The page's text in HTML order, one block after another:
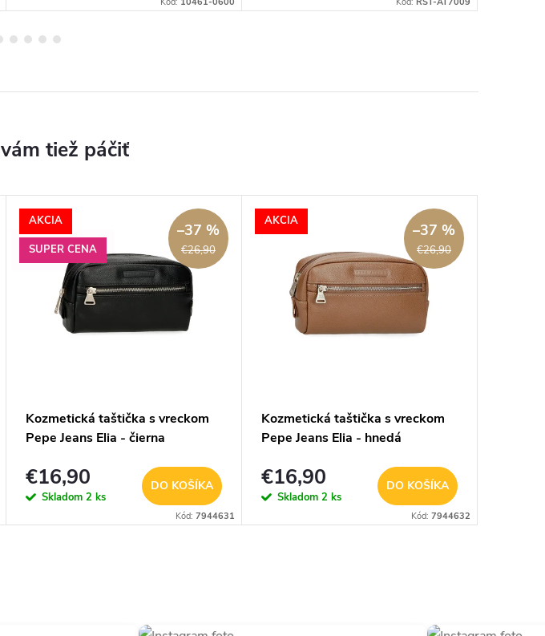
AKCIA
SUPER CENA
€26,90
–37 %
Kozmetická taštička s vreckom
Pepe Jeans Elia - čierna
€16,90
Skladom 2 ks
DO KOŠÍKA
Kód: 7944631
AKCIA
€26,90
–37 %
Kozmetická taštička s vreckom
Pepe Jeans Elia - hnedá
€16,90
Skladom 2 ks
DO KOŠÍKA
Kód: 7944632